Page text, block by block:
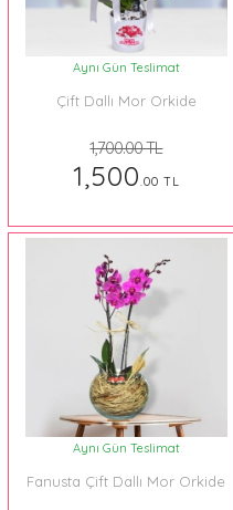
Aynı Gün Teslimat
Çift Dallı Mor Orkide
1,700.00 TL
1,500.00 TL
Aynı Gün Teslimat
Fanusta Çift Dallı Mor Orkide